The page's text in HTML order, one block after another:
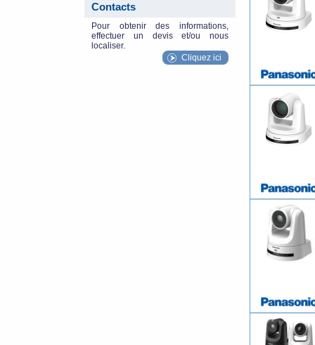
Contacts
Pour obtenir des informations,
effectuer un devis et/ou nous
localiser.
Cliquez ici